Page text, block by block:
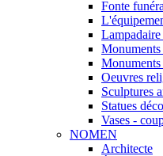
Fonte
Lampadaire
Monuments
Oeuvres
Sculptures
Statues
Vases -
NOMEN
Architecte